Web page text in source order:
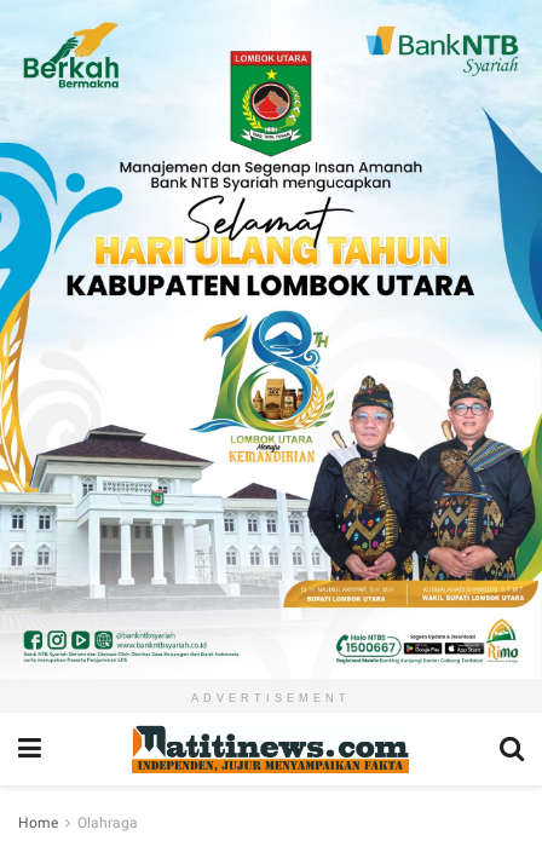
ADVERTISEMENT
Home Olahraga